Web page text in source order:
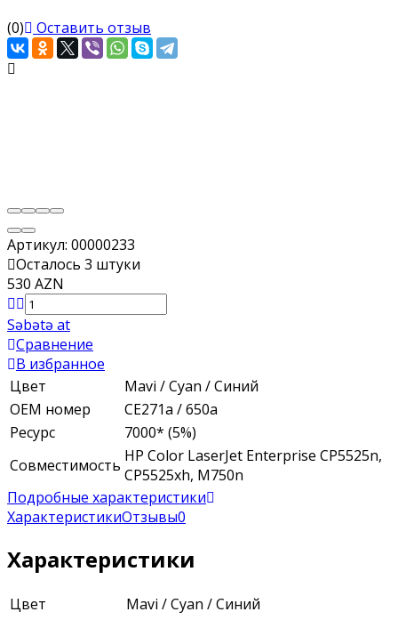
(0) Оставить отзыв
Артикул: 00000233
Осталось 3 штуки
530 AZN
Səbətə at
Сравнение
В избранное
Цвет
Mavi / Cyan / Синий
ОЕМ номер
CE271a / 650a
Ресурс
7000* (5%)
Совместимость HP Color LaserJet Enterprise CP5525n,
CP5525xh, M750n
Подробные характеристики
ХарактеристикиОтзывы0
Характеристики
Цвет
Mavi / Cyan / Синий